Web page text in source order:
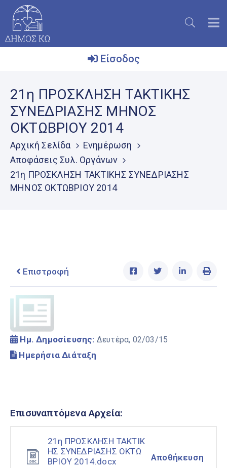
Δήμος
Το
Νησί
Ενημέρωση
Επικοινωνία
Μητρώο
Είσοδος
21η ΠΡΟΣΚΛΗΣΗ ΤΑΚΤΙΚΗΣ
ΣΥΝΕΔΡΙΑΣΗΣ ΜΗΝΟΣ
ΟΚΤΩΒΡΙΟΥ 2014
Αρχική Σελίδα
Ενημέρωση
Αποφάσεις Συλ. Οργάνων
21η ΠΡΟΣΚΛΗΣΗ ΤΑΚΤΙΚΗΣ ΣΥΝΕΔΡΙΑΣΗΣ
ΜΗΝΟΣ ΟΚΤΩΒΡΙΟΥ 2014
Επιστροφή
Ημ. Δημοσίευσης: Δευτέρα, 02/03/15
Ημερήσια Διάταξη
Επισυναπτόμενα Αρχεία:
21η ΠΡΟΣΚΛΗΣΗ ΤΑΚΤΙΚ
ΗΣ ΣΥΝΕΔΡΙΑΣΗΣ ΟΚΤΩ
ΒΡΙΟΥ 2014.docx
Αποθήκευση